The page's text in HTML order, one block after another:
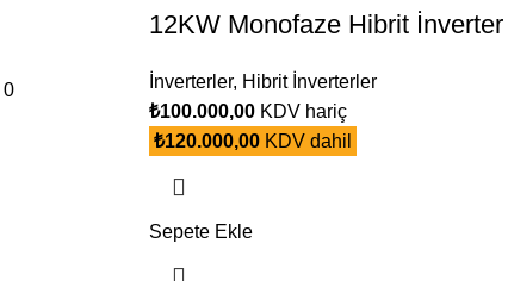
0
12KW Monofaze Hibrit İnverter
İnverterler, Hibrit İnverterler
₺100.000,00KDV hariç
₺120.000,00KDV dahil
Sepete Ekle